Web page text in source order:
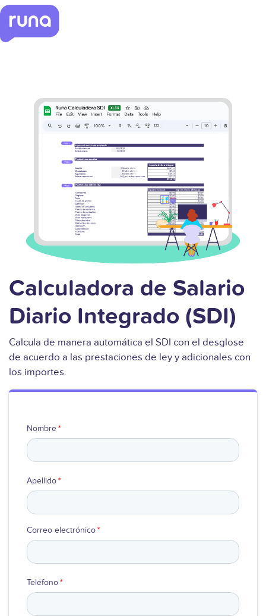
Calculadora de Salario
Diario Integrado (SDI)
Calcula de manera automática el SDI con el desglose
de acuerdo a las prestaciones de ley y adicionales con
los importes.
Nombre*
Apellido*
Correo electrónico*
Teléfono*